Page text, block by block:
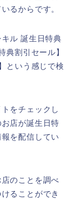
るからです。
ル 誕生日特典
典割引セール】
という感じで検
をチェックし
店が誕生日特
を配信してい
のことを調べ
ることができ